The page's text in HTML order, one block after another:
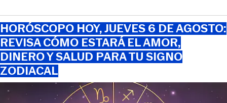
HORÓSCOPO HOY, JUEVES 6 DE AGOSTO:
REVISA CÓMO ESTARÁ EL AMOR,
DINERO Y SALUD PARA TU SIGNO
ZODIACAL